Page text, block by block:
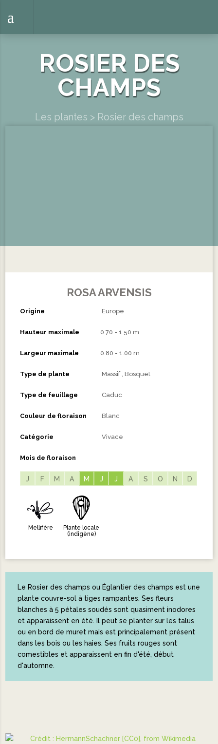
ROSIER DES
CHAMPS
Les plantes > Rosier des champs
ROSA ARVENSIS
Origine Europe
Hauteur maximale 0.70 - 1.50 m
Largeur maximale 0.80 - 1.00 m
Type de plante Massif Bosquet
Type de feuillage Caduc
Couleur de floraison Blanc
Catégorie Vivace
Mois de floraison
J F M A M J J A S O N D
M J J
Mellifère
Plante locale
(indigène)
Le Rosier des champs ou Églantier des champs est une
plante couvre-sol à tiges rampantes. Ses fleurs
blanches à 5 pétales soudés sont quasiment inodores
et apparaissent en été. Il peut se planter sur les talus
ou en bord de muret mais est principalement présent
dans les bois ou les haies. Ses fruits rouges sont
comestibles et apparaissent en fin d'été, début
d'automne.